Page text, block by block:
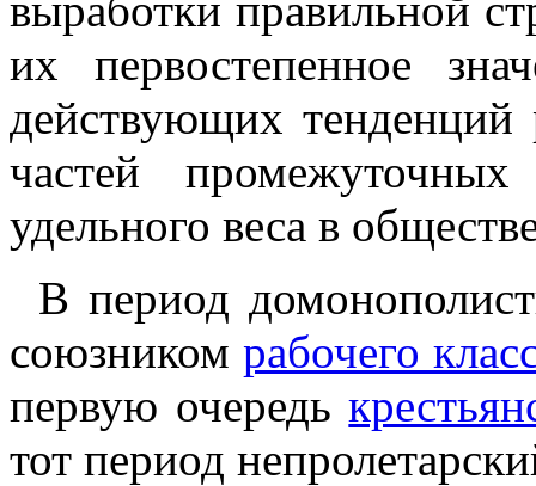
их первостепенное
действующих тенденций
частей
удельного веса в
В период
союзникомрабочего
первую очередь
тот период